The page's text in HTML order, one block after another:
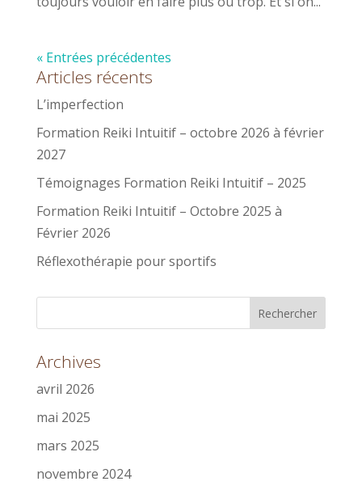
« Entrées précédentes
Articles récents
L’imperfection
Formation Reiki Intuitif – octobre 2026 à février
2027
Témoignages Formation Reiki Intuitif – 2025
Formation Reiki Intuitif – Octobre 2025 à
Février 2026
Réflexothérapie pour sportifs
Archives
avril 2026
mai 2025
mars 2025
novembre 2024